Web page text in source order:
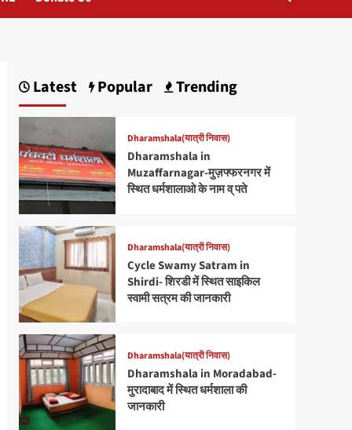
Latest Popular Trending
Dharamshala(यात्री निवास)
Dharamshala in
Muzaffarnagar-मुज़फ्फरनगर में
स्थित धर्मशालाओ के नाम व् पते
Dharamshala(यात्री निवास)
Cycle Swamy Satram in
Shirdi- शिरडी में स्थित साइकिल
स्वामी सत्रम की जानकारी
Dharamshala(यात्री निवास)
Dharamshala in Moradabad-
मुरादाबाद में स्थित धर्मशाला की
जानकारी